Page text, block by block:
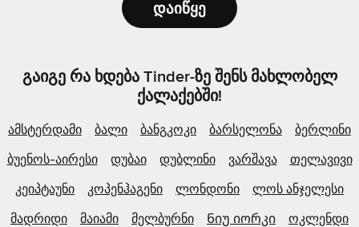
დაიწყე
გაიგე რა ხდება Tinder-ზე შენს მახლობელ
ქალაქებში!
ამსტერდამი ბალი ბანგკოკი ბარსელონა
ბერლინი
ბუენოს-აირესი
დუბაი დუბლინი ვარშავა
თელავივი
კეიპტაუნი
კოპენჰაგენი ლონდონი
ლოს ანჯელესი
მადრიდი
მაიამი მელბურნი Ნიუ იორკი
ოკლენდი